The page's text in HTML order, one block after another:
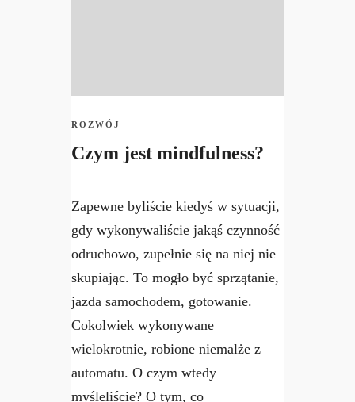
ROZWÓJ
Czym jest mindfulness?
Zapewne byliście kiedyś w sytuacji,
gdy wykonywaliście jakąś czynność
odruchowo, zupełnie się na niej nie
skupiając. To mogło być sprzątanie,
jazda samochodem, gotowanie.
Cokolwiek wykonywane
wielokrotnie, robione niemalże z
automatu. O czym wtedy
myśleliście? O tym, co